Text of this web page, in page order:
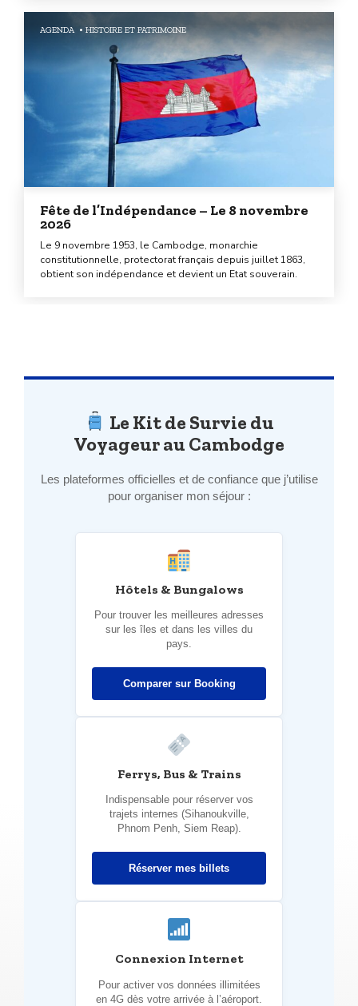
AGENDA HISTOIRE ET PATRIMOINE
Fête de l’Indépendance – Le 8 novembre
2026
Le 9 novembre 1953, le Cambodge, monarchie
constitutionnelle, protectorat français depuis juillet 1863,
obtient son indépendance et devient un Etat souverain.
Le Kit de Survie du
Voyageur au Cambodge
Les plateformes officielles et de confiance que j’utilise
pour organiser mon séjour :
Hôtels & Bungalows
Pour trouver les meilleures adresses
sur les îles et dans les villes du
pays.
Comparer sur Booking
Ferrys, Bus & Trains
Indispensable pour réserver vos
trajets internes (Sihanoukville,
Phnom Penh, Siem Reap).
Réserver mes billets
Connexion Internet
Pour activer vos données illimitées
en 4G dès votre arrivée à l’aéroport.